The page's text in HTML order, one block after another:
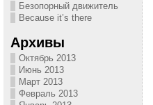
Безопорный движитель
Because it’s there
Архивы
Октябрь 2013
Июнь 2013
Март 2013
Февраль 2013